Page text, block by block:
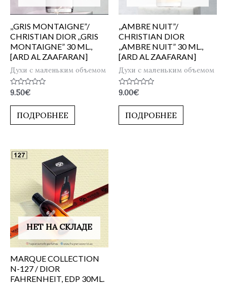
,,GRIS MONTAIGNE”/
CHRISTIAN DIOR ,,GRIS
MONTAIGNE” 30 ML.,
[ARD AL ZAAFARAN]
Духи с маленьким объемом
Оценка
из
9.50€
ПОДРОБНЕЕ
,,AMBRE NUIT”/
CHRISTIAN DIOR
,,AMBRE NUIT” 30 ML.,
[ARD AL ZAAFARAN]
Духи с маленьким объемом
Оценка
из
9.00€
ПОДРОБНЕЕ
НЕТ НА СКЛАДЕ
MARQUE COLLECTION
N-127 / DIOR
FAHRENHEIT, EDP 30ML.